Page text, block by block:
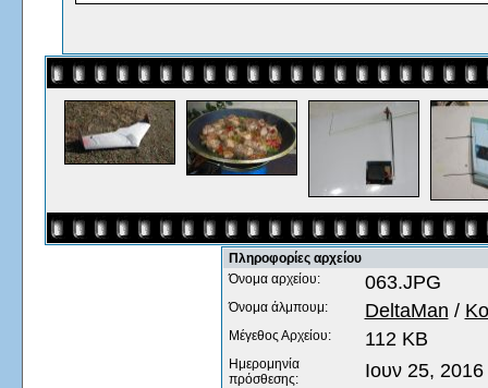
Πληροφορίες αρχείου
Όνομα αρχείου:
063.JPG
Όνομα άλμπουμ: DeltaMan /
Μέγεθος Αρχείου: 112 KB
Ημερομηνία
πρόσθεσης:
Ιουν 25, 2016